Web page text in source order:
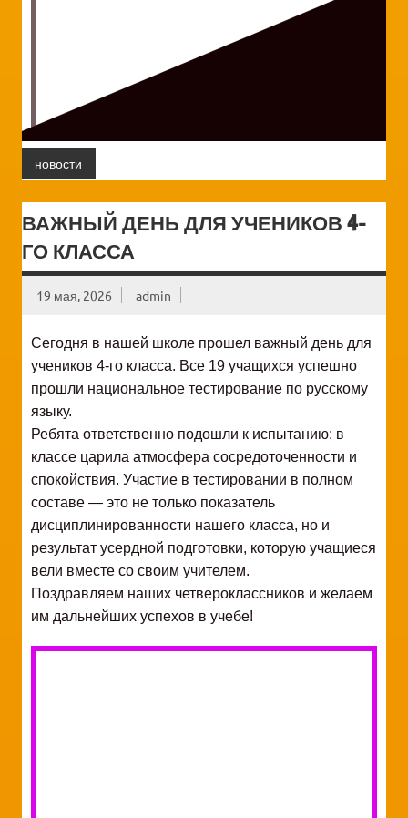
новости
ВАЖНЫЙ ДЕНЬ ДЛЯ УЧЕНИКОВ 4-
ГО КЛАССА
19 мая, 2026 admin
Сегодня в нашей школе прошел важный день для
учеников 4-го класса. Все 19 учащихся успешно
прошли национальное тестирование по русскому
языку.
Ребята ответственно подошли к испытанию: в
классе царила атмосфера сосредоточенности и
спокойствия. Участие в тестировании в полном
составе — это не только показатель
дисциплинированности нашего класса, но и
результат усердной подготовки, которую учащиеся
вели вместе со своим учителем.
Поздравляем наших четвероклассников и желаем
им дальнейших успехов в учебе!